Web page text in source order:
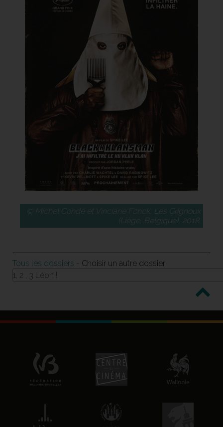
© Michel Condé et Vinciane Fonck, Les Grignoux
(Liège, Belgique), 2018.
Tous les dossiers - Choisir un autre dossier
1, 2 , 3 Léon !